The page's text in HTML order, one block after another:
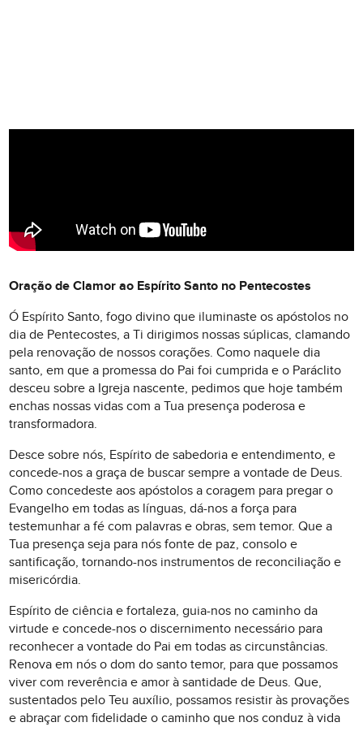
Oração de Clamor ao Espírito Santo no Pentecostes
Ó Espírito Santo, fogo divino que iluminaste os apóstolos no
dia de Pentecostes, a Ti dirigimos nossas súplicas, clamando
pela renovação de nossos corações. Como naquele dia
santo, em que a promessa do Pai foi cumprida e o Paráclito
desceu sobre a Igreja nascente, pedimos que hoje também
enchas nossas vidas com a Tua presença poderosa e
transformadora.
Desce sobre nós, Espírito de sabedoria e entendimento, e
concede-nos a graça de buscar sempre a vontade de Deus.
Como concedeste aos apóstolos a coragem para pregar o
Evangelho em todas as línguas, dá-nos a força para
testemunhar a fé com palavras e obras, sem temor. Que a
Tua presença seja para nós fonte de paz, consolo e
santificação, tornando-nos instrumentos de reconciliação e
misericórdia.
Espírito de ciência e fortaleza, guia-nos no caminho da
virtude e concede-nos o discernimento necessário para
reconhecer a vontade do Pai em todas as circunstâncias.
Renova em nós o dom do santo temor, para que possamos
viver com reverência e amor à santidade de Deus. Que,
sustentados pelo Teu auxílio, possamos resistir às provações
e abraçar com fidelidade o caminho que nos conduz à vida